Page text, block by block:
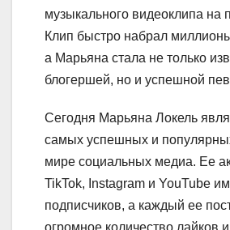
музыкального видеоклипа на
Клип быстро набрал
а Марьяна стала не только
блогершей, но и успешной
Сегодня Марьяна Локель
самых успешных и
мире социальных медиа. Ее
TikTok, Instagram и YouTube
подписчиков, а каждый ее
огромное количество лайков и